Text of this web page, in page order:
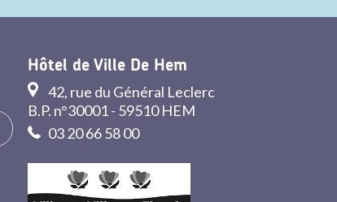
Hôtel de Ville De Hem
42, rue du Général Leclerc
B.P. n°30001 - 59510 HEM
03 20 66 58 00